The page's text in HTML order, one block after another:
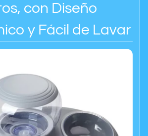
con Diseño
y Fácil de Lavar